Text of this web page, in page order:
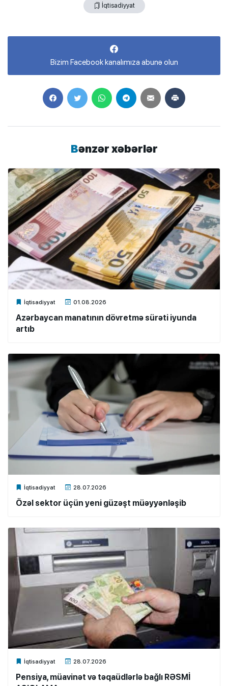
İqtisadiyyat
Bizim Facebook kanalımıza abunə olun
Bənzər xəbərlər
İqtisadiyyat 01.08.2026
Xalq.Online
Azərbaycan manatının dövretmə sürəti iyunda
artıb
İqtisadiyyat 28.07.2026
Xalq.Online
Özəl sektor üçün yeni güzəşt müəyyənləşib
İqtisadiyyat 28.07.2026
Xalq.Online
Pensiya, müavinət və təqaüdlərlə bağlı RƏSMİ